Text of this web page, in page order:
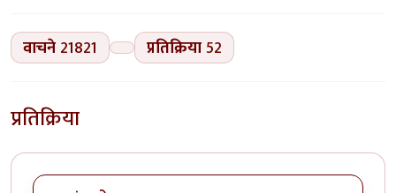
वाचने 21821 प्रतिक्रिया52
प्रतिक्रिया